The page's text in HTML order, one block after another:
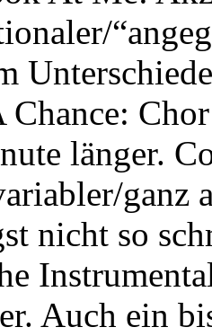
Chance:
länger.
ganz
nicht so
Auch ein